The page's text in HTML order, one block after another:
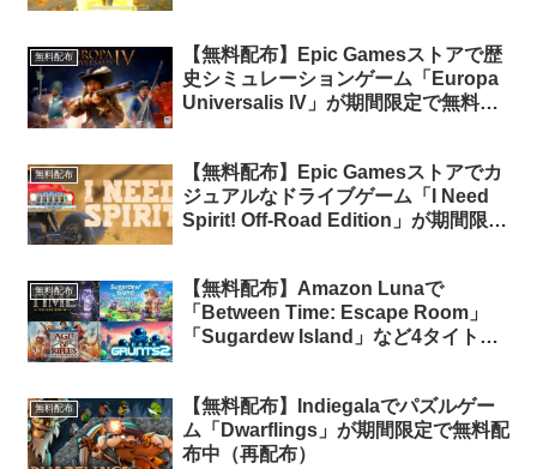
無料配布
【無料配布】Epic Gamesストアで歴
史シミュレーションゲーム「Europa
Universalis IV」が期間限定で無料配
無料配布
【無料配布】Epic Gamesストアでカ
ジュアルなドライブゲーム「I Need
Spirit! Off-Road Edition」が期間限定
無料配布
【無料配布】Amazon Lunaで
「Between Time: Escape Room」
「Sugardew Island」など4タイトル
無料配布
【無料配布】Indiegalaでパズルゲー
ム「Dwarflings」が期間限定で無料配
布中（再配布）